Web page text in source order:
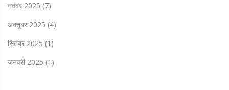
नवंबर 2025 (7)
अक्तूबर 2025 (4)
सितंबर 2025 (1)
जनवरी 2025 (1)